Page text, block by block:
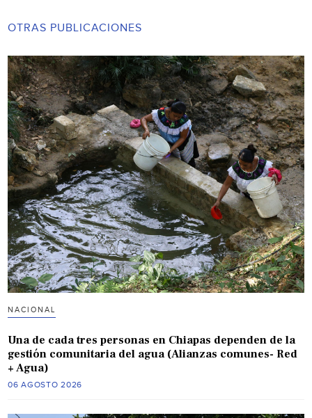
OTRAS PUBLICACIONES
NACIONAL
Una de cada tres personas en Chiapas dependen de la
gestión comunitaria del agua (Alianzas comunes- Red
+ Agua)
06 AGOSTO 2026